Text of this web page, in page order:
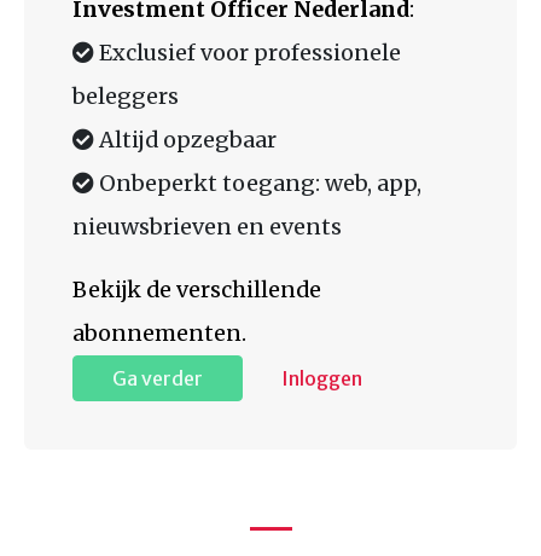
Investment Officer Nederland:
Exclusief voor professionele
beleggers
Altijd opzegbaar
Onbeperkt toegang: web, app,
nieuwsbrieven en events
Bekijk de verschillende
abonnementen.
Ga verder Inloggen